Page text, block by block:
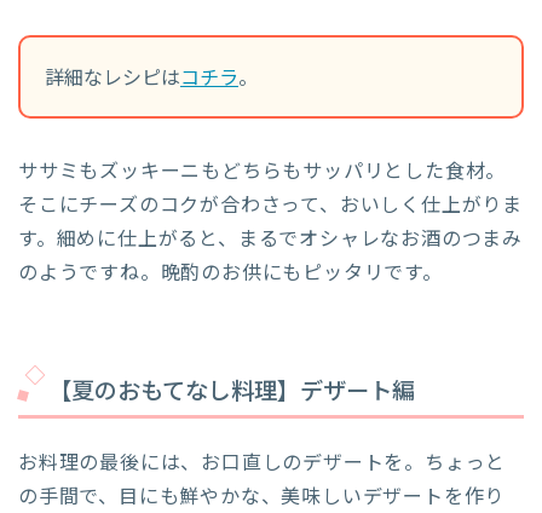
詳細なレシピはコチラ。
ササミもズッキーニもどちらもサッパリとした食材。
そこにチーズのコクが合わさって、おいしく仕上がりま
す。細めに仕上がると、まるでオシャレなお酒のつまみ
のようですね。晩酌のお供にもピッタリです。
【夏のおもてなし料理】デザート編
お料理の最後には、お口直しのデザートを。ちょっと
の手間で、目にも鮮やかな、美味しいデザートを作り